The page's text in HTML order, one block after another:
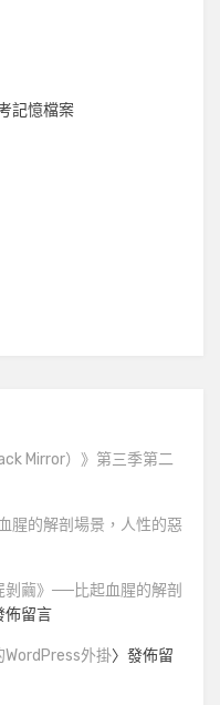
記憶檔案
Mirror）》第三季第二
腥的解剖場景，人性的惡
剝繭》──比起血腥的解剖
佈留言
外掛〉發佈留